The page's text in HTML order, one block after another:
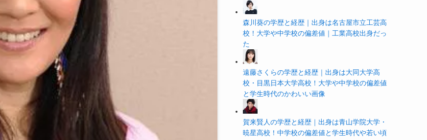
森川葵の学歴と経歴｜出身は名古屋市立工芸高
校！大学や中学校の偏差値｜工業高校出身だっ
た
遠藤さくらの学歴と経歴｜出身は大同大学高
校・目黒日本大学高校！大学や中学校の偏差値
と学生時代のかわいい画像
賀来賢人の学歴と経歴｜出身は青山学院大学・
暁星高校！中学校の偏差値と学生時代や若い頃